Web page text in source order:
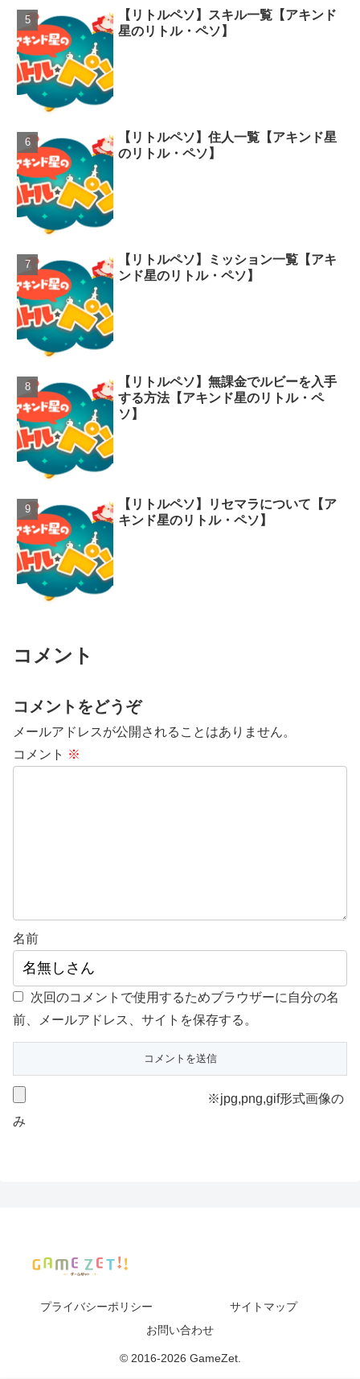
【リトルペソ】スキル一覧【アキンド
星のリトル・ペソ】
【リトルペソ】住人一覧【アキンド星
のリトル・ペソ】
【リトルペソ】ミッション一覧【アキ
ンド星のリトル・ペソ】
【リトルペソ】無課金でルビーを入手
する方法【アキンド星のリトル・ペ
ソ】
【リトルペソ】リセマラについて【ア
キンド星のリトル・ペソ】
コメント
コメントをどうぞ
メールアドレスが公開されることはありません。
コメント ※
名前
次回のコメントで使用するためブラウザーに自分の名
前、メールアドレス、サイトを保存する。
※jpg,png,gif形式画像の
み
プライバシーポリシー
サイトマップ
お問い合わせ
© 2016-2026 GameZet.